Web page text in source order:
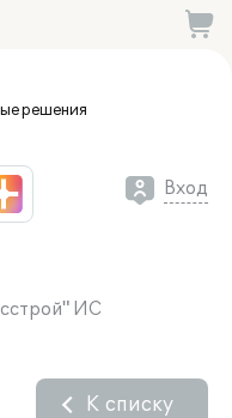
решения
Вход
ИС
К списку